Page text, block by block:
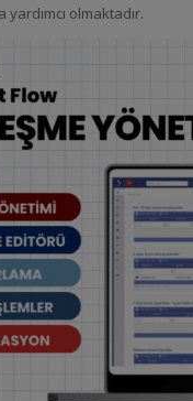
olmaktadır.